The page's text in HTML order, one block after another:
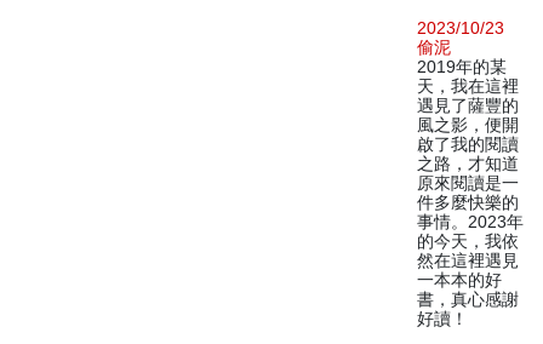
2023/10/23
偷泥
2019年的某
天，我在這裡
遇見了薩豐的
風之影，便開
啟了我的閱讀
之路，才知道
原來閱讀是一
件多麼快樂的
事情。2023年
的今天，我依
然在這裡遇見
一本本的好
書，真心感謝
好讀！